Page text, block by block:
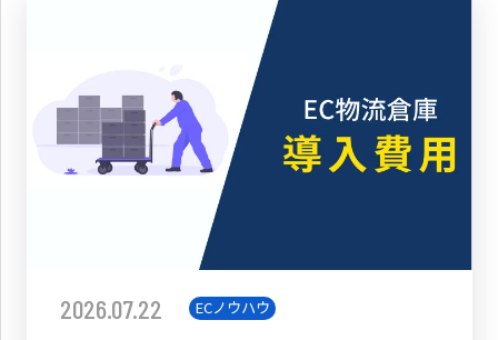
2026.07.22 ECノウハウ